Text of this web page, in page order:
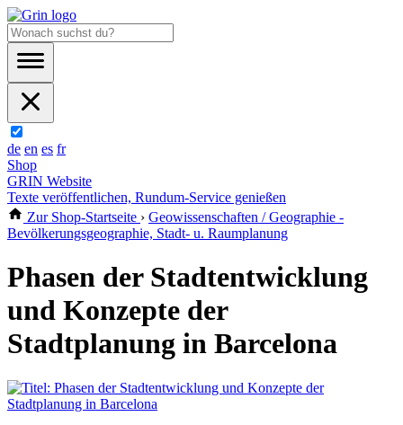
de en es fr
Shop
GRIN Website
Texte veröffentlichen, Rundum-Service genießen
Zur Shop-Startseite › Geowissenschaften / Geographie -
Bevölkerungsgeographie, Stadt- u. Raumplanung
Phasen der Stadtentwicklung
und Konzepte der
Stadtplanung in Barcelona